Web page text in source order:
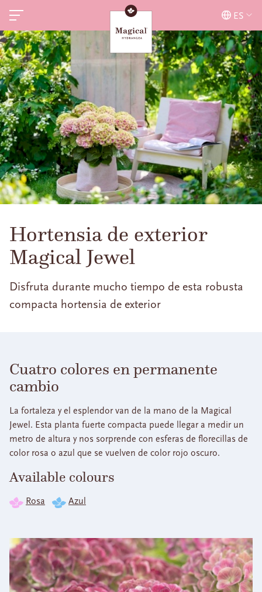
ES
Hortensia de exterior
Magical Jewel
Disfruta durante mucho tiempo de esta robusta
compacta hortensia de exterior
Cuatro colores en permanente
cambio
La fortaleza y el esplendor van de la mano de la Magical
Jewel. Esta planta fuerte compacta puede llegar a medir un
metro de altura y nos sorprende con esferas de florecillas de
color rosa o azul que se vuelven de color rojo oscuro.
Available colours
Rosa Azul